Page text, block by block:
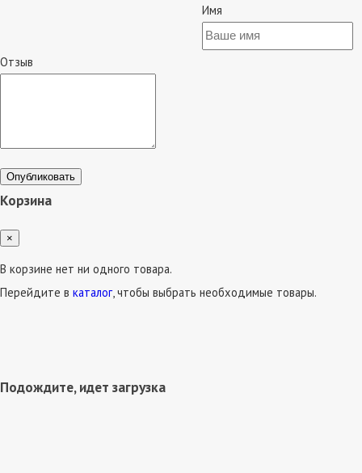
Имя
Отзыв
Опубликовать
Корзина
×
В корзине нет ни одного товара.
Перейдите в каталог, чтобы выбрать необходимые товары.
Подождите, идет загрузка